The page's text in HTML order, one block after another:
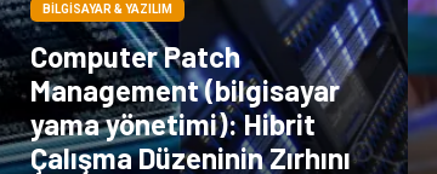
BILGISAYAR & YAZILIM
Computer Patch
Management (bilgisayar
yama yönetimi): Hibrit
Çalışma Düzeninin Zırhını